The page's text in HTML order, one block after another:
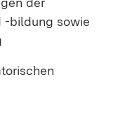
-bildung sowie